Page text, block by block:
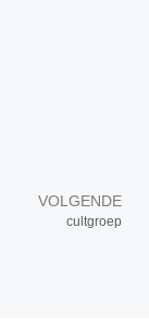
VOLGENDE
cultgroep